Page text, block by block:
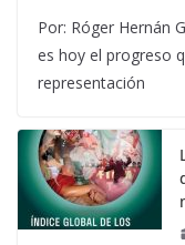
Por: Róger Hernán
es hoy el progreso
representación